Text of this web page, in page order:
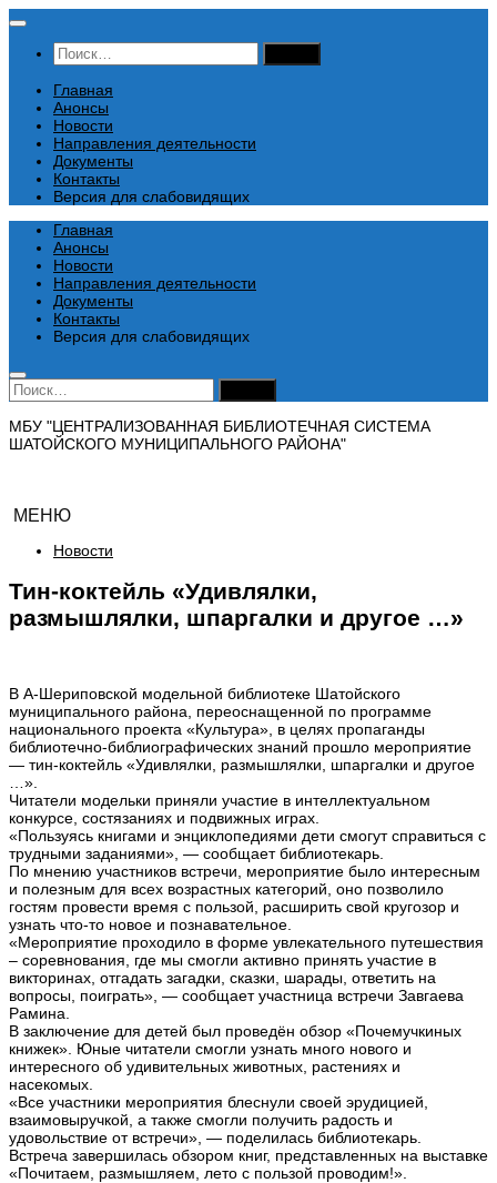
Перейти
содержимому
Найти:
Главная
Анонсы
Новости
Направления деятельности
Документы
Контакты
Версия для слабовидящих
Главная
Анонсы
Новости
Направления деятельности
Документы
Контакты
Версия для слабовидящих
Найти:
МБУ "ЦЕНТРАЛИЗОВАННАЯ БИБЛИОТЕЧНАЯ СИСТЕМА
ШАТОЙСКОГО МУНИЦИПАЛЬНОГО РАЙОНА"
МЕНЮ
Новости
Тин-коктейль «Удивлялки,
размышлялки, шпаргалки и другое …»
В А-Шериповской модельной библиотеке Шатойского
муниципального района, переоснащенной по программе
национального проекта «Культура», в целях пропаганды
библиотечно-библиографических знаний прошло мероприятие
— тин-коктейль «Удивлялки, размышлялки, шпаргалки и другое
…».
Читатели модельки приняли участие в интеллектуальном
конкурсе, состязаниях и подвижных играх.
«Пользуясь книгами и энциклопедиями дети смогут справиться с
трудными заданиями», — сообщает библиотекарь.
По мнению участников встречи, мероприятие было интересным
и полезным для всех возрастных категорий, оно позволило
гостям провести время с пользой, расширить свой кругозор и
узнать что-то новое и познавательное.
«Мероприятие проходило в форме увлекательного путешествия
– соревнования, где мы смогли активно принять участие в
викторинах, отгадать загадки, сказки, шарады, ответить на
вопросы, поиграть», — сообщает участница встречи Завгаева
Рамина.
В заключение для детей был проведён обзор «Почемучкиных
книжек». Юные читатели смогли узнать много нового и
интересного об удивительных животных, растениях и
насекомых.
«Все участники мероприятия блеснули своей эрудицией,
взаимовыручкой, а также смогли получить радость и
удовольствие от встречи», — поделилась библиотекарь.
Встреча завершилась обзором книг, представленных на выставке
«Почитаем, размышляем, лето с пользой проводим!».